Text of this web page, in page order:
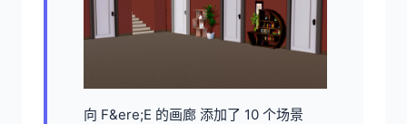
向 F&ere;E 的画廊 添加了 10 个场景